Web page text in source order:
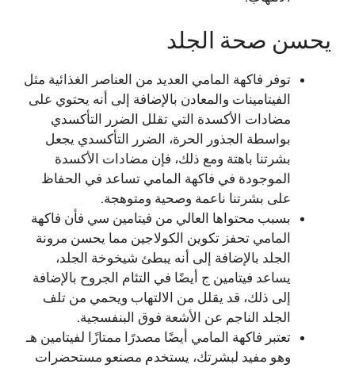
يحسن صحة الجلد
توفر فاكهة المامي العديد من العناصر الغذائية مثل
الفيتامينات والمعادن بالإضافة إلى أنه يحتوي على
مضادات الأكسدة التي تقلل الضرر التأكسدي
بواسطة الجذور الحرة، الضرر التأكسدي يجعل
بشرتنا باهتة ومع ذلك، فإن مضادات الأكسدة
الموجودة في فاكهة المامي تساعد في الحفاظ
على بشرتنا ناعمة وصحية ومتوهجة.
بسبب محتواها العالي من فيتامين سي فأن فاكهة
المامي تحفز تكوين الكولاجين مما يحسن مرونة
الجلد بالإضافة إلى أنه يبطئ شيخوخة الجلد،
يساعد فيتامين ج أيضًا في التئام الجروح بالإضافة
إلى ذلك، قد يقلل من الالتهاب ويحمي من تلف
الجلد الناجم عن الأشعة فوق البنفسجية.
تعتبر فاكهة المامي أيضًا مصدرًا ممتازًا لفيتامين هـ
وهو مفيد لبشرتك، يستخدم مصنعو مستحضرات